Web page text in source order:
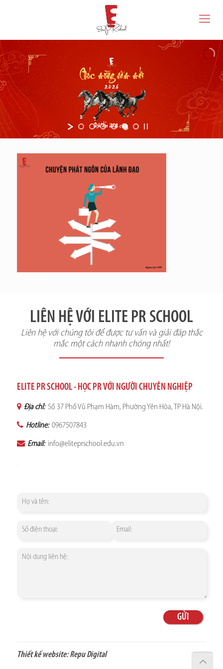
LIÊN HỆ VỚI ELITE PR SCHOOL
Liên hệ với chúng tôi để được tư vấn và giải đáp thắc
mắc một cách nhanh chóng nhất!
ELITE PR SCHOOL - HỌC PR VỚI NGƯỜI CHUYÊN NGHIỆP
Địa chỉ: Số 37 Phố Vũ Phạm Hàm, Phường Yên Hòa, TP Hà Nội.
Hotline: 0967507843
Email: info@eliteprschool.edu.vn
Thiết kế website:Repu Digital